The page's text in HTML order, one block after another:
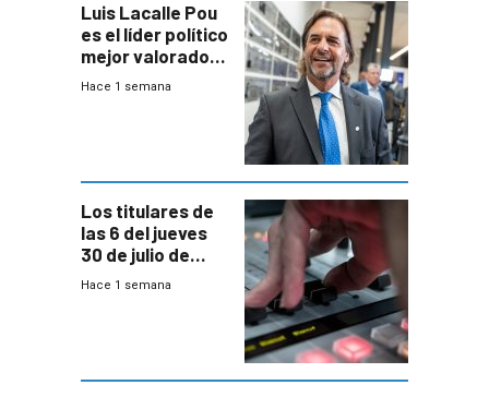
Luis Lacalle Pou
es el líder político
mejor valorado
del país, según
Hace 1 semana
Los titulares de
las 6 del jueves
30 de julio de
2026
Hace 1 semana